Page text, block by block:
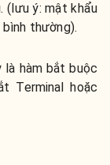
(lưu ý: mật khẩu
thường).
là hàm bắt buộc
Terminal hoặc